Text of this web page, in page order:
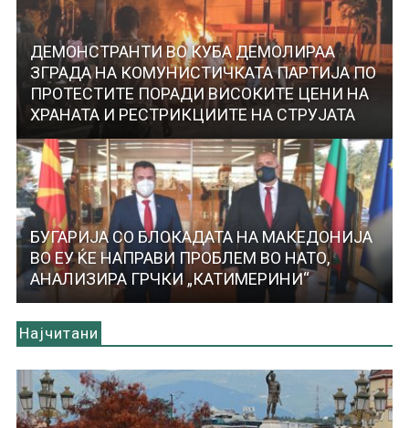
ДЕМОНСТРАНТИ ВО КУБА ДЕМОЛИРАА
ЗГРАДА НА КОМУНИСТИЧКАТА ПАРТИЈА ПО
ПРОТЕСТИТЕ ПОРАДИ ВИСОКИТЕ ЦЕНИ НА
ХРАНАТА И РЕСТРИКЦИИТЕ НА СТРУЈАТА
БУГАРИЈА СО БЛОКАДАТА НА МАКЕДОНИЈА
ВО ЕУ ЌЕ НАПРАВИ ПРОБЛЕМ ВО НАТО,
АНАЛИЗИРА ГРЧКИ „КАТИМЕРИНИ“
Најчитани